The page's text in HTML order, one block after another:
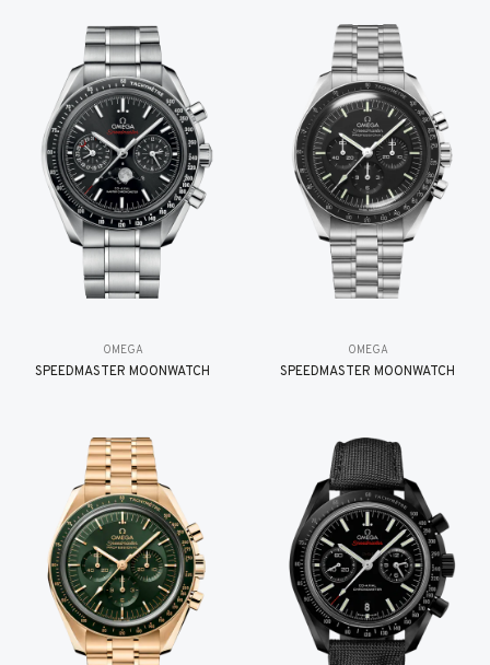
OMEGA
SPEEDMASTER MOONWATCH
OMEGA
SPEEDMASTER MOONWATCH